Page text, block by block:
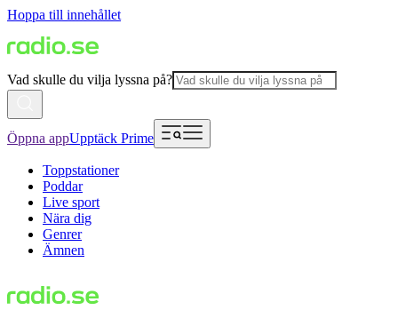
Hoppa till innehållet
Vad skulle du vilja lyssna på?
Öppna appUpptäck Prime
Toppstationer
Poddar
Live sport
Nära dig
Genrer
Ämnen